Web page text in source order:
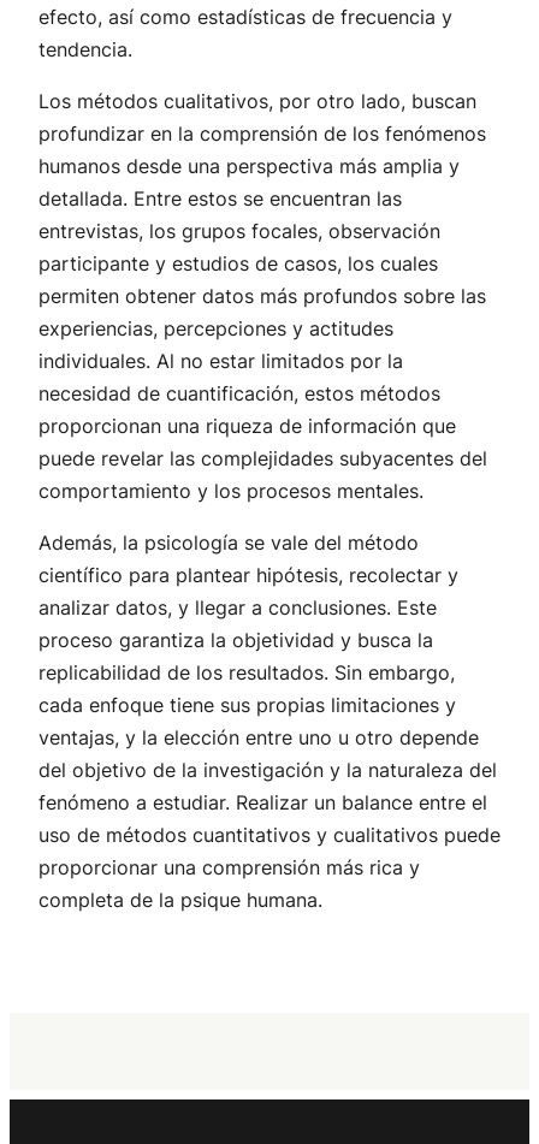
efecto, así como estadísticas de frecuencia y
tendencia.
Los métodos cualitativos, por otro lado, buscan
profundizar en la comprensión de los fenómenos
humanos desde una perspectiva más amplia y
detallada. Entre estos se encuentran las
entrevistas, los grupos focales, observación
participante y estudios de casos, los cuales
permiten obtener datos más profundos sobre las
experiencias, percepciones y actitudes
individuales. Al no estar limitados por la
necesidad de cuantificación, estos métodos
proporcionan una riqueza de información que
puede revelar las complejidades subyacentes del
comportamiento y los procesos mentales.
Además, la psicología se vale del método
científico para plantear hipótesis, recolectar y
analizar datos, y llegar a conclusiones. Este
proceso garantiza la objetividad y busca la
replicabilidad de los resultados. Sin embargo,
cada enfoque tiene sus propias limitaciones y
ventajas, y la elección entre uno u otro depende
del objetivo de la investigación y la naturaleza del
fenómeno a estudiar. Realizar un balance entre el
uso de métodos cuantitativos y cualitativos puede
proporcionar una comprensión más rica y
completa de la psique humana.